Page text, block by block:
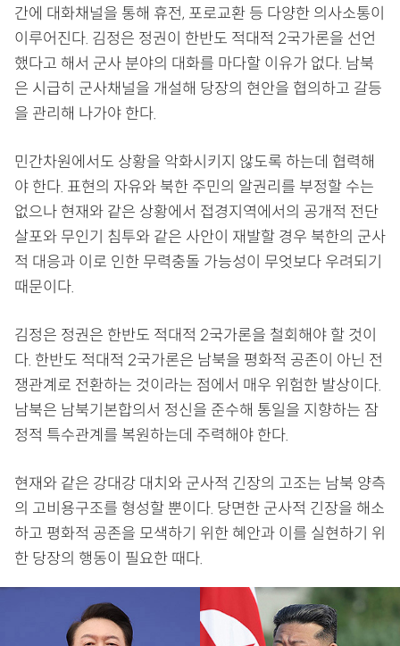
간에 대화채널을 통해 휴전, 포로교환 등 다양한 의사소통이
이루어진다. 김정은 정권이 한반도 적대적 2국가론을 선언
했다고 해서 군사 분야의 대화를 마다할 이유가 없다. 남북
은 시급히 군사채널을 개설해 당장의 현안을 협의하고 갈등
을 관리해 나가야 한다.
민간차원에서도 상황을 악화시키지 않도록 하는데 협력해
야 한다. 표현의 자유와 북한 주민의 알권리를 부정할 수는
없으나 현재와 같은 상황에서 접경지역에서의 공개적 전단
살포와 무인기 침투와 같은 사안이 재발할 경우 북한의 군사
적 대응과 이로 인한 무력충돌 가능성이 무엇보다 우려되기
때문이다.
김정은 정권은 한반도 적대적 2국가론을 철회해야 할 것이
다. 한반도 적대적 2국가론은 남북을 평화적 공존이 아닌 전
쟁관계로 전환하는 것이라는 점에서 매우 위험한 발상이다.
남북은 남북기본합의서 정신을 준수해 통일을 지향하는 잠
정적 특수관계를 복원하는데 주력해야 한다.
현재와 같은 강대강 대치와 군사적 긴장의 고조는 남북 양측
의 고비용구조를 형성할 뿐이다. 당면한 군사적 긴장을 해소
하고 평화적 공존을 모색하기 위한 혜안과 이를 실현하기 위
한 당장의 행동이 필요한 때다.